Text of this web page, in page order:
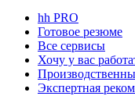
hh PRO
Готовое резюме
Все сервисы
Хочу у вас
Экспертная